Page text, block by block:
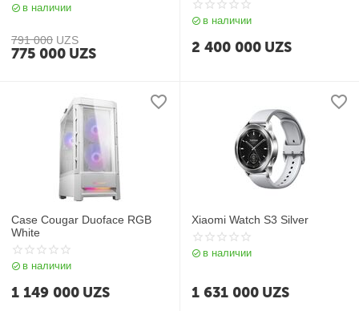
в наличии
791 000 UZS
775 000 UZS
в наличии
2 400 000 UZS
Case Cougar Duoface RGB
White
в наличии
1 149 000 UZS
Xiaomi Watch S3 Silver
в наличии
1 631 000 UZS